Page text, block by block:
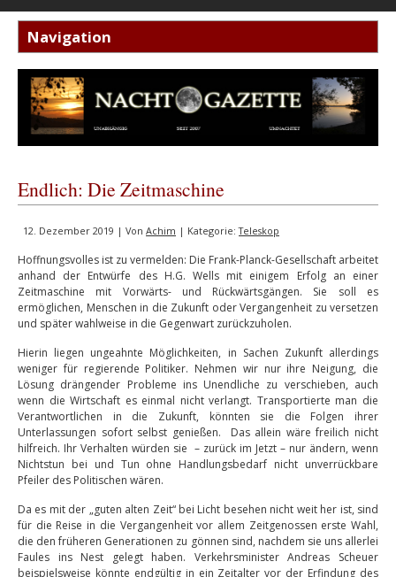
Endlich: Die Zeitmaschine
12. Dezember 2019 | Von Achim | Kategorie:Teleskop
Hoffnungsvolles ist zu vermelden: Die Frank-Planck-Gesellschaft arbeitet
anhand der Entwürfe des H.G. Wells mit einigem Erfolg an einer
Zeitmaschine mit Vorwärts- und Rückwärtsgängen. Sie soll es
ermöglichen, Menschen in die Zukunft oder Vergangenheit zu versetzen
und später wahlweise in die Gegenwart zurückzuholen.
Hierin liegen ungeahnte Möglichkeiten, in Sachen Zukunft allerdings
weniger für regierende Politiker. Nehmen wir nur ihre Neigung, die
Lösung drängender Probleme ins Unendliche zu verschieben, auch
wenn die Wirtschaft es einmal nicht verlangt. Transportierte man die
Verantwortlichen in die Zukunft, könnten sie die Folgen ihrer
Unterlassungen sofort selbst genießen. Das allein wäre freilich nicht
hilfreich. Ihr Verhalten würden sie – zurück im Jetzt – nur ändern, wenn
Nichtstun bei und Tun ohne Handlungsbedarf nicht unverrückbare
Pfeiler des Politischen wären.
Da es mit der „guten alten Zeit“ bei Licht besehen nicht weit her ist, sind
für die Reise in die Vergangenheit vor allem Zeitgenossen erste Wahl,
die den früheren Generationen zu gönnen sind, nachdem sie uns allerlei
Faules ins Nest gelegt haben. Verkehrsminister Andreas Scheuer
beispielsweise könnte endgültig in ein Zeitalter vor der Erfindung des